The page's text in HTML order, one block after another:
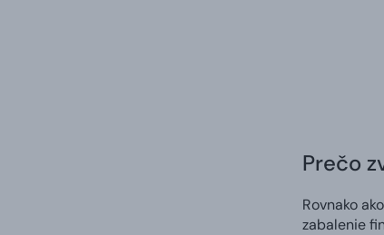
Prečo
Rovnako
zabalenie